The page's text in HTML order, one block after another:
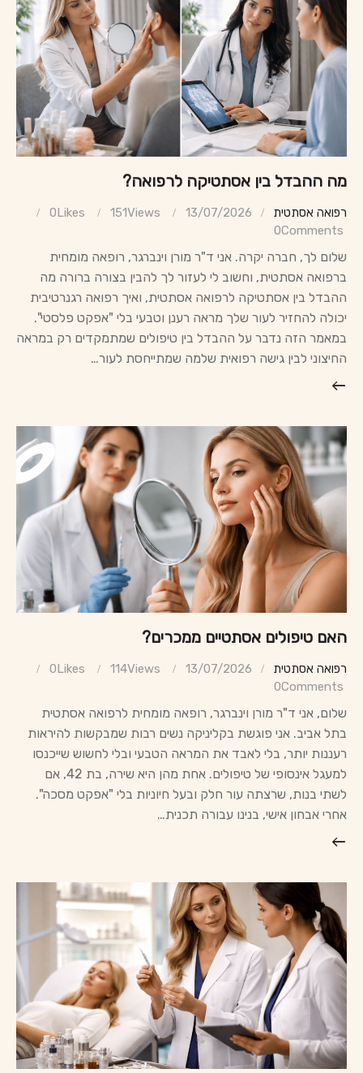
מה ההבדל בין אסתטיקה לרפואה?
רפואה אסתטית 13/07/2026
151Views
0Likes
0Comments
שלום לך, חברה יקרה. אני ד"ר מורן וינברגר, רופאה מומחית
ברפואה אסתטית, וחשוב לי לעזור לך להבין בצורה ברורה מה
ההבדל בין אסתטיקה לרפואה אסתטית, ואיך רפואה רגנרטיבית
יכולה להחזיר לעור שלך מראה רענן וטבעי בלי "אפקט פלסטי".
במאמר הזה נדבר על ההבדל בין טיפולים שמתמקדים רק במראה
החיצוני לבין גישה רפואית שלמה שמתייחסת לעור…
האם טיפולים אסתטיים ממכרים?
רפואה אסתטית 13/07/2026
114Views
0Likes
0Comments
שלום, אני ד"ר מורן וינברגר, רופאה מומחית לרפואה אסתטית
בתל אביב. אני פוגשת בקליניקה נשים רבות שמבקשות להיראות
רעננות יותר, בלי לאבד את המראה הטבעי ובלי לחשוש שייכנסו
למעגל אינסופי של טיפולים. אחת מהן היא שירה, בת 42, אם
לשתי בנות, שרצתה עור חלק ובעל חיוניות בלי "אפקט מסכה".
אחרי אבחון אישי, בנינו עבורה תכנית…